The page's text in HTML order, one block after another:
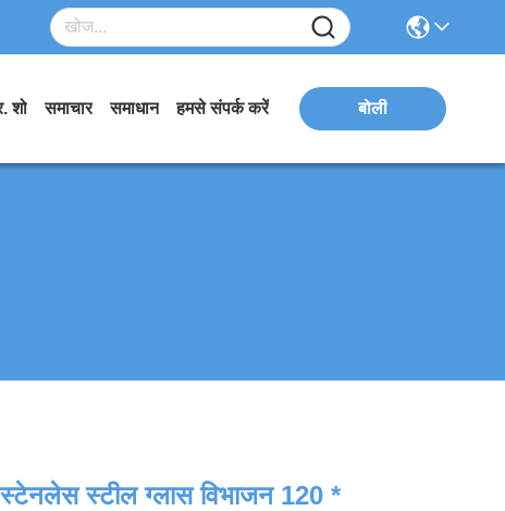
शो समाचार समाधान हमसे संपर्क करें बोली
स्टील ग्लास विभाजन 120 *